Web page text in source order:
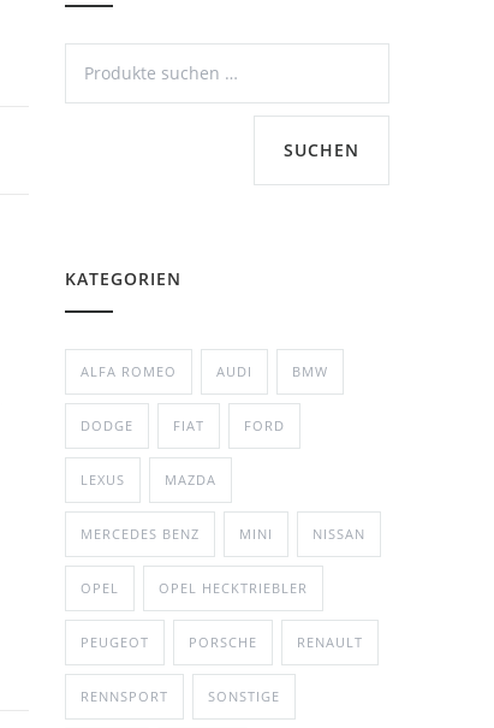
SUCHEN
KATEGORIEN
ALFA ROMEO AUDI BMW
DODGE FIAT FORD
LEXUS MAZDA
MERCEDES BENZ MINI NISSAN
OPEL OPEL HECKTRIEBLER
PEUGEOT PORSCHE RENAULT
RENNSPORT SONSTIGE